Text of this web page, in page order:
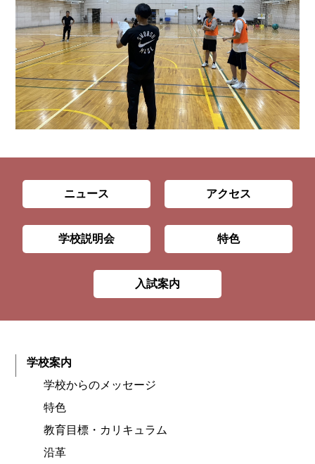
ニュース アクセス
学校説明会 特色
入試案内
学校案内
学校からのメッセージ
特色
教育目標・カリキュラム
沿革